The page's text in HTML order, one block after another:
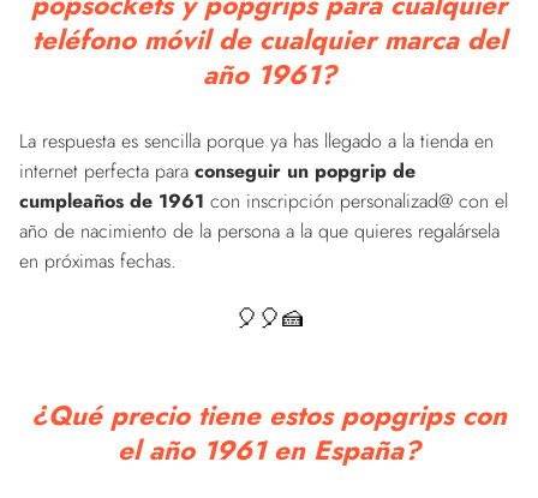
teléfono móvil de cualquier marca del
año 1961?
La respuesta es sencilla porque ya has llegado a la tienda en
internet perfecta para conseguir un popgrip de
cumpleaños de 1961 con inscripción personalizad@ con el
año de nacimiento de la persona a la que quieres regalársela
en próximas fechas.
🎈🎈🍰
¿Qué precio tiene estos popgrips con
el año 1961 en España?